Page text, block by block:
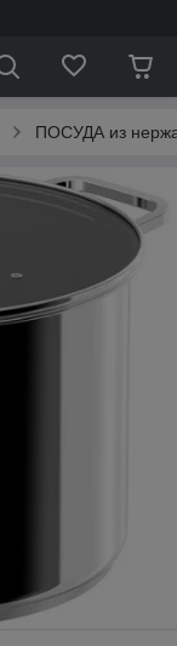
ПОСУДА из